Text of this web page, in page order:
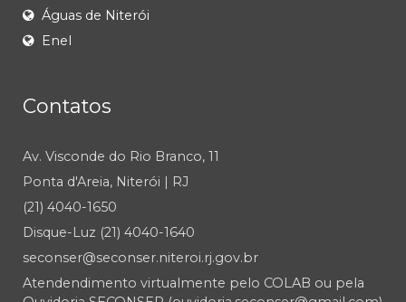
Águas de Niterói
Enel
Contatos
Av. Visconde do Rio Branco, 11
Ponta d'Areia, Niterói | RJ
(21) 4040-1650
Disque-Luz (21) 4040-1640
seconser@seconser.niteroi.rj.gov.br
Atendendimento virtualmente pelo COLAB ou pela